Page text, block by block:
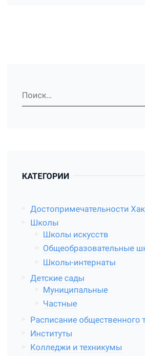
КАТЕГОРИИ
Достопримечательности
Школы
Школы искусств
Общеобразовательные
Школы-интернаты
Детские сады
Муниципальные
Частные
Расписание общественного
Институты
Колледжи и техникумы